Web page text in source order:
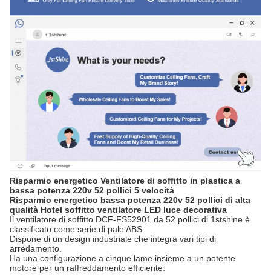
Risparmio energetico Ventilatore di soffitto in plastica a
bassa potenza 220v 52 pollici 5 velocità
Risparmio energetico bassa potenza 220v 52 pollici di alta
qualità Hotel soffitto ventilatore LED luce decorativa
Il ventilatore di soffitto DCF-FS52901 da 52 pollici di 1stshine è
classificato come serie di pale ABS.
Dispone di un design industriale che integra vari tipi di
arredamento.
Ha una configurazione a cinque lame insieme a un potente
motore per un raffreddamento efficiente.